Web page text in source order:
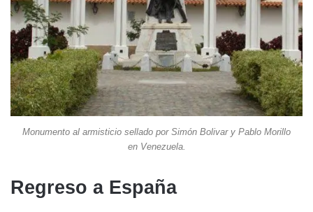
Monumento al armisticio sellado por Simón Bolivar y Pablo Morillo
en Venezuela.
Regreso a España